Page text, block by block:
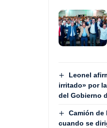
Leonel
irritado» por
del Gobierno
Camión de
cuando se